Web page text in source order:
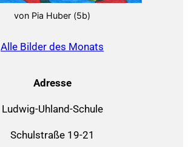
von Pia Huber (5b)
Alle Bilder des Monats
Adresse
Ludwig-Uhland-Schule
Schulstraße 19-21